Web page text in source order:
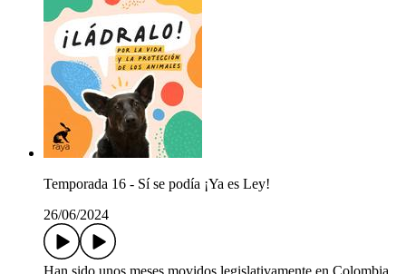
Temporada 16 - Sí se podía ¡Ya es Ley!
26/06/2024